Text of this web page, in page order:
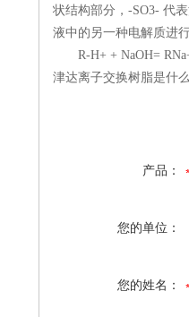
状结构部分，-SO3- 代
液中的另一种电解质进
R-H+ + NaOH=
津达离子交换树脂是什
产品：
您的单位：
您的姓名：